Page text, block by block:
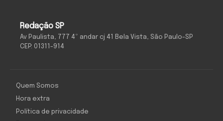
Redação SP
Av Paulista, 777 4º andar cj 41 Bela Vista, São Paulo-SP
CEP: 01311-914
Quem Somos
Hora extra
Política de privacidade